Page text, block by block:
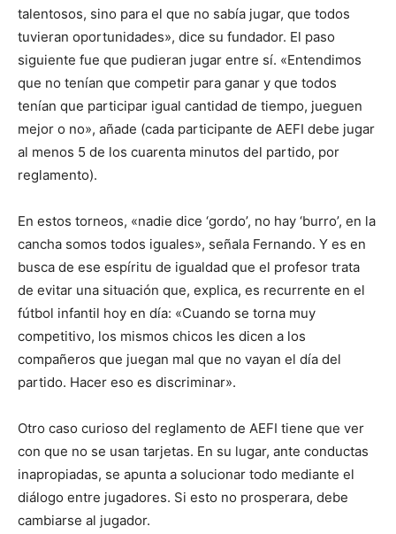
talentosos, sino para el que no sabía jugar, que todos
tuvieran oportunidades», dice su fundador. El paso
siguiente fue que pudieran jugar entre sí. «Entendimos
que no tenían que competir para ganar y que todos
tenían que participar igual cantidad de tiempo, jueguen
mejor o no», añade (cada participante de AEFI debe jugar
al menos 5 de los cuarenta minutos del partido, por
reglamento).
En estos torneos, «nadie dice ‘gordo’, no hay ‘burro’, en la
cancha somos todos iguales», señala Fernando. Y es en
busca de ese espíritu de igualdad que el profesor trata
de evitar una situación que, explica, es recurrente en el
fútbol infantil hoy en día: «Cuando se torna muy
competitivo, los mismos chicos les dicen a los
compañeros que juegan mal que no vayan el día del
partido. Hacer eso es discriminar».
Otro caso curioso del reglamento de AEFI tiene que ver
con que no se usan tarjetas. En su lugar, ante conductas
inapropiadas, se apunta a solucionar todo mediante el
diálogo entre jugadores. Si esto no prosperara, debe
cambiarse al jugador.